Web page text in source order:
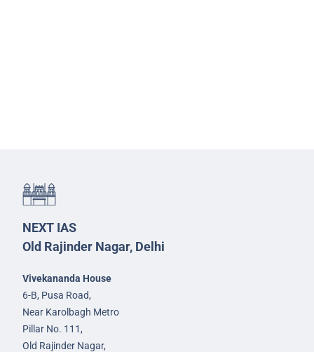
NEXT IAS
Old Rajinder Nagar, Delhi
Vivekananda House
6-B, Pusa Road,
Near Karolbagh Metro
Pillar No. 111,
Old Rajinder Nagar,